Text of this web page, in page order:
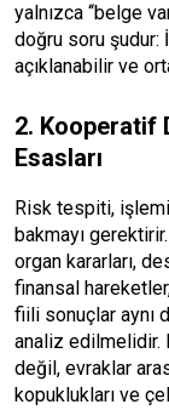
yalnızca “belge
doğru soru şudur:
açıklanabilir ve
2. Kooperatif
Esasları
Risk tespiti,
bakmayı
organ kararları,
finansal
fiili sonuçlar aynı
analiz edilmelidir.
değil, evraklar
kopuklukları ve